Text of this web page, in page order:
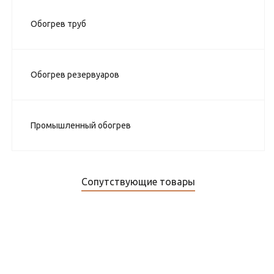
Обогрев труб
Обогрев резервуаров
Промышленный обогрев
Сопутствующие товары